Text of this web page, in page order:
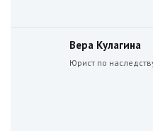
Вера Кулагина
Юрист по